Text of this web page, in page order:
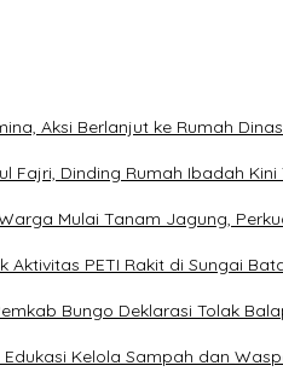
Aksi Berlanjut ke Rumah
Fajri, Dinding Rumah Ibadah
Mulai Tanam Jagung,
Aktivitas PETI Rakit di Sungai
Bungo Deklarasi Tolak
Kelola Sampah dan